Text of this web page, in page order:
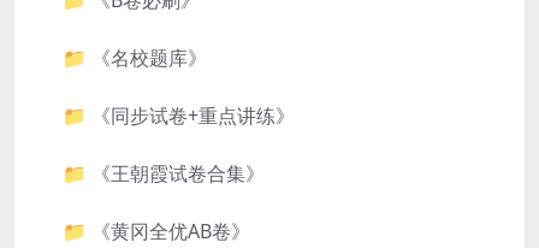
📁 《名校题库》
📁 《同步试卷+重点讲练》
📁 《王朝霞试卷合集》
📁 《黄冈全优AB卷》